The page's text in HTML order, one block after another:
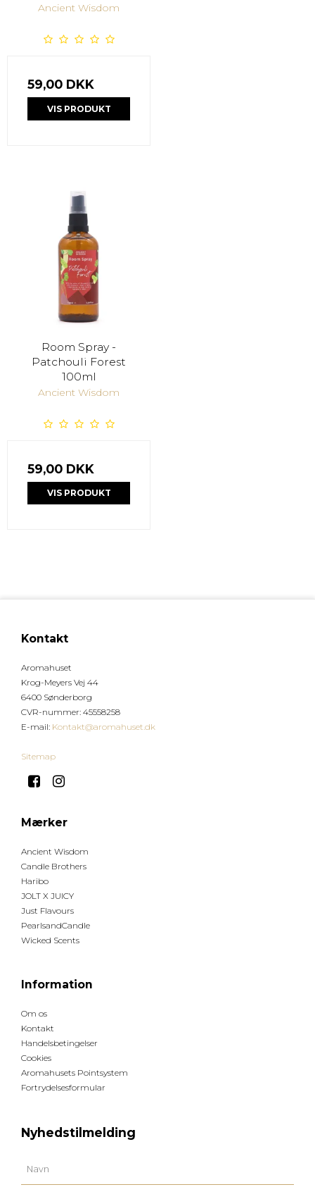
Ancient Wisdom
59,00 DKK
VIS PRODUKT
Room Spray -
Patchouli Forest
100ml
Ancient Wisdom
59,00 DKK
VIS PRODUKT
Kontakt
Aromahuset
Krog-Meyers Vej 44
6400 Sønderborg
CVR-nummer: 45558258
E-mail: Kontakt@aromahuset.dk
Sitemap
Mærker
Ancient Wisdom
Candle Brothers
Haribo
JOLT X JUICY
Just Flavours
PearlsandCandle
Wicked Scents
Information
Om os
Kontakt
Handelsbetingelser
Cookies
Aromahusets Pointsystem
Fortrydelsesformular
Nyhedstilmelding